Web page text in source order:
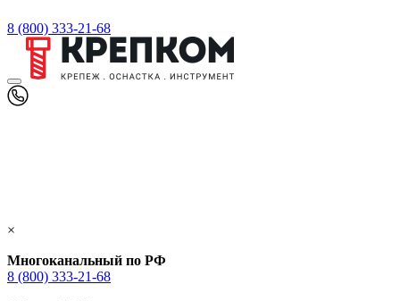
8 (800) 333-21-68
×
Многоканальный по РФ
8 (800) 333‑21-68